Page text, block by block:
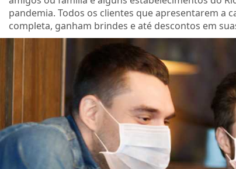
pandemia. Todos os clientes que apresentarem a
completa, ganham brindes e até descontos em